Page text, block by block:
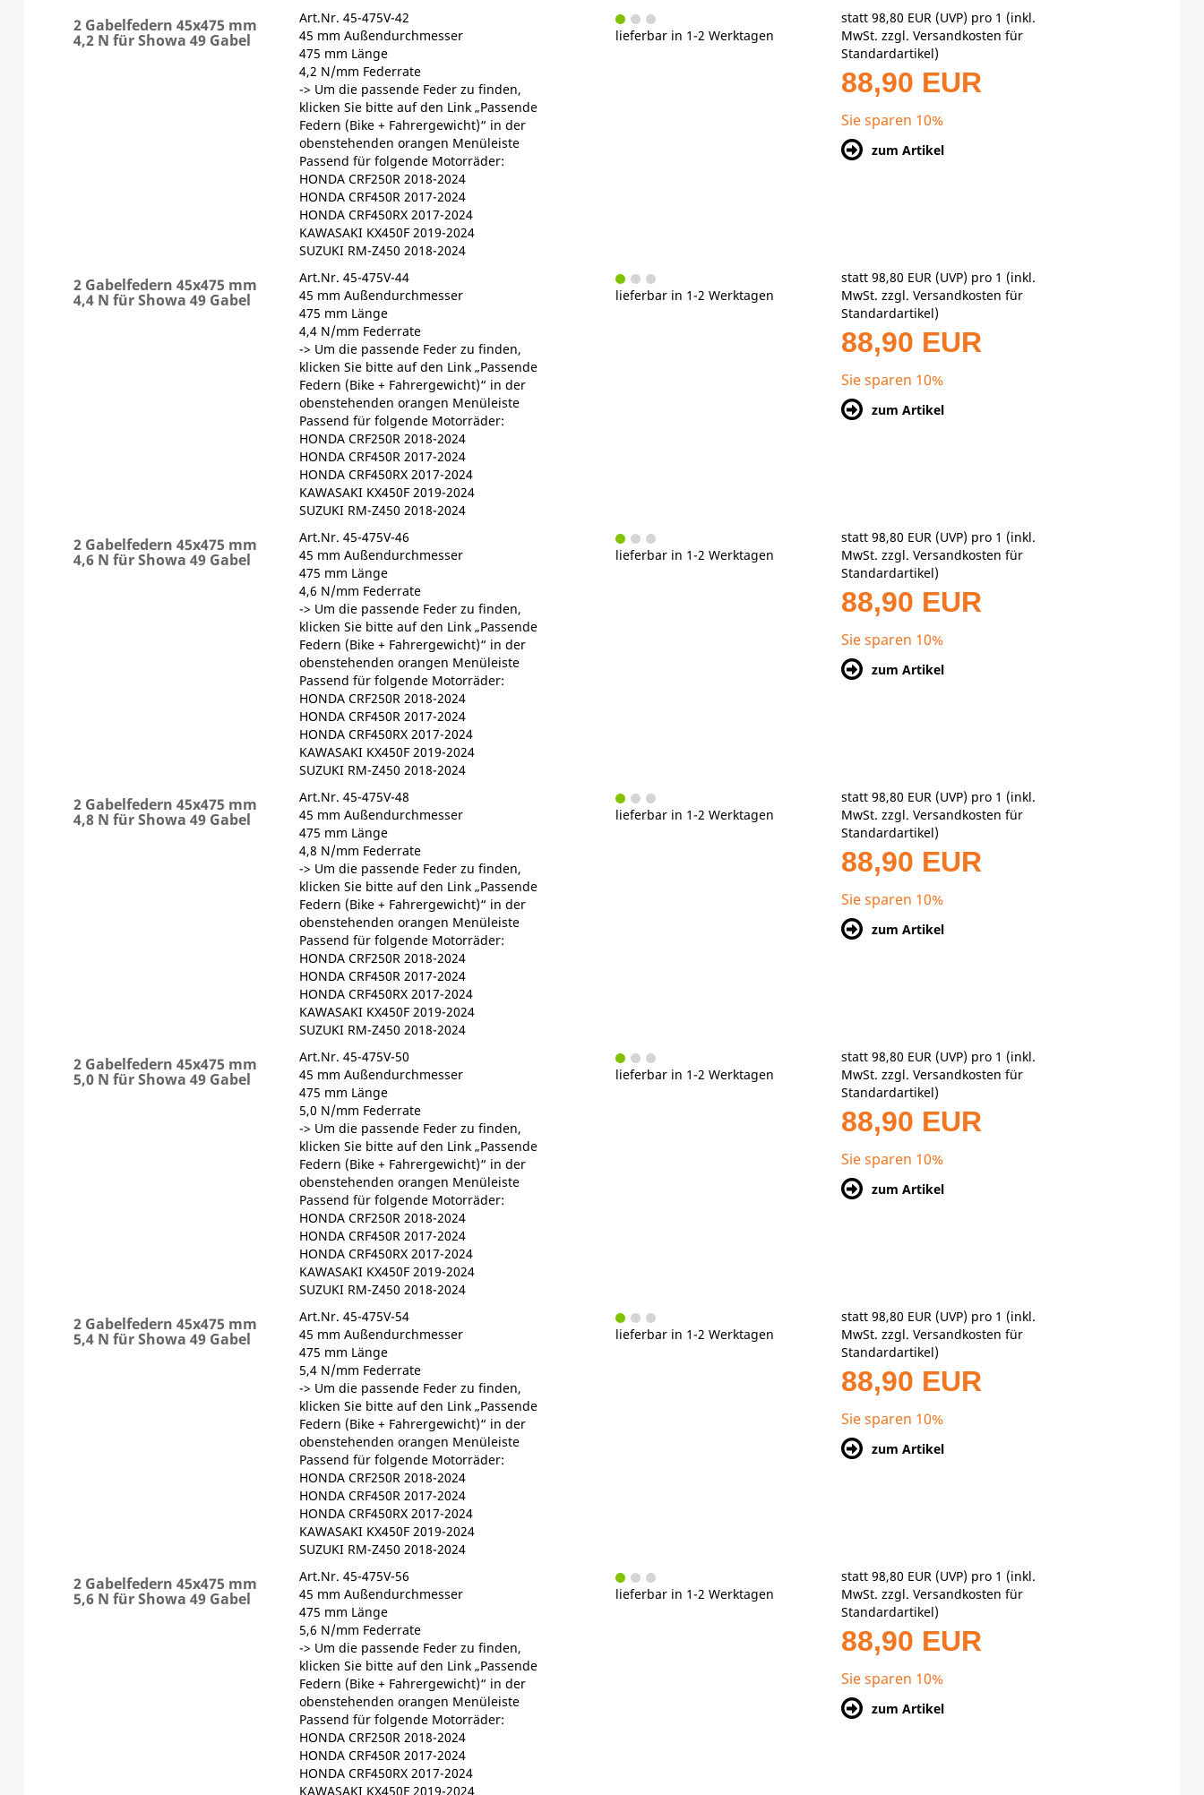
2 Gabelfedern 45x475 mm
4,2 N für Showa 49 Gabel
Art.Nr. 45-475V-42
45 mm Außendurchmesser
475 mm Länge
4,2 N/mm Federrate
-> Um die passende Feder zu finden,
klicken Sie bitte auf den Link „Passende
Federn (Bike + Fahrergewicht)“ in der
obenstehenden orangen Menüleiste
Passend für folgende Motorräder:
HONDA CRF250R 2018-2024
HONDA CRF450R 2017-2024
HONDA CRF450RX 2017-2024
KAWASAKI KX450F 2019-2024
SUZUKI RM-Z450 2018-2024
lieferbar in 1-2 Werktagen
statt98,80 EUR (UVP) pro 1 (inkl.
MwSt. zzgl.Versandkosten für
Standardartikel)
88,90 EUR
Sie sparen 10%
zum Artikel
2 Gabelfedern 45x475 mm
4,4 N für Showa 49 Gabel
Art.Nr. 45-475V-44
45 mm Außendurchmesser
475 mm Länge
4,4 N/mm Federrate
-> Um die passende Feder zu finden,
klicken Sie bitte auf den Link „Passende
Federn (Bike + Fahrergewicht)“ in der
obenstehenden orangen Menüleiste
Passend für folgende Motorräder:
HONDA CRF250R 2018-2024
HONDA CRF450R 2017-2024
HONDA CRF450RX 2017-2024
KAWASAKI KX450F 2019-2024
SUZUKI RM-Z450 2018-2024
lieferbar in 1-2 Werktagen
statt98,80 EUR (UVP) pro 1 (inkl.
MwSt. zzgl.Versandkosten für
Standardartikel)
88,90 EUR
Sie sparen 10%
zum Artikel
2 Gabelfedern 45x475 mm
4,6 N für Showa 49 Gabel
Art.Nr. 45-475V-46
45 mm Außendurchmesser
475 mm Länge
4,6 N/mm Federrate
-> Um die passende Feder zu finden,
klicken Sie bitte auf den Link „Passende
Federn (Bike + Fahrergewicht)“ in der
obenstehenden orangen Menüleiste
Passend für folgende Motorräder:
HONDA CRF250R 2018-2024
HONDA CRF450R 2017-2024
HONDA CRF450RX 2017-2024
KAWASAKI KX450F 2019-2024
SUZUKI RM-Z450 2018-2024
lieferbar in 1-2 Werktagen
statt98,80 EUR (UVP) pro 1 (inkl.
MwSt. zzgl.Versandkosten für
Standardartikel)
88,90 EUR
Sie sparen 10%
zum Artikel
2 Gabelfedern 45x475 mm
4,8 N für Showa 49 Gabel
Art.Nr. 45-475V-48
45 mm Außendurchmesser
475 mm Länge
4,8 N/mm Federrate
-> Um die passende Feder zu finden,
klicken Sie bitte auf den Link „Passende
Federn (Bike + Fahrergewicht)“ in der
obenstehenden orangen Menüleiste
Passend für folgende Motorräder:
HONDA CRF250R 2018-2024
HONDA CRF450R 2017-2024
HONDA CRF450RX 2017-2024
KAWASAKI KX450F 2019-2024
SUZUKI RM-Z450 2018-2024
lieferbar in 1-2 Werktagen
statt98,80 EUR (UVP) pro 1 (inkl.
MwSt. zzgl.Versandkosten für
Standardartikel)
88,90 EUR
Sie sparen 10%
zum Artikel
2 Gabelfedern 45x475 mm
5,0 N für Showa 49 Gabel
Art.Nr. 45-475V-50
45 mm Außendurchmesser
475 mm Länge
5,0 N/mm Federrate
-> Um die passende Feder zu finden,
klicken Sie bitte auf den Link „Passende
Federn (Bike + Fahrergewicht)“ in der
obenstehenden orangen Menüleiste
Passend für folgende Motorräder:
HONDA CRF250R 2018-2024
HONDA CRF450R 2017-2024
HONDA CRF450RX 2017-2024
KAWASAKI KX450F 2019-2024
SUZUKI RM-Z450 2018-2024
lieferbar in 1-2 Werktagen
statt98,80 EUR (UVP) pro 1 (inkl.
MwSt. zzgl.Versandkosten für
Standardartikel)
88,90 EUR
Sie sparen 10%
zum Artikel
2 Gabelfedern 45x475 mm
5,4 N für Showa 49 Gabel
Art.Nr. 45-475V-54
45 mm Außendurchmesser
475 mm Länge
5,4 N/mm Federrate
-> Um die passende Feder zu finden,
klicken Sie bitte auf den Link „Passende
Federn (Bike + Fahrergewicht)“ in der
obenstehenden orangen Menüleiste
Passend für folgende Motorräder:
HONDA CRF250R 2018-2024
HONDA CRF450R 2017-2024
HONDA CRF450RX 2017-2024
KAWASAKI KX450F 2019-2024
SUZUKI RM-Z450 2018-2024
lieferbar in 1-2 Werktagen
statt98,80 EUR (UVP) pro 1 (inkl.
MwSt. zzgl.Versandkosten für
Standardartikel)
88,90 EUR
Sie sparen 10%
zum Artikel
2 Gabelfedern 45x475 mm
5,6 N für Showa 49 Gabel
Art.Nr. 45-475V-56
45 mm Außendurchmesser
475 mm Länge
5,6 N/mm Federrate
-> Um die passende Feder zu finden,
klicken Sie bitte auf den Link „Passende
Federn (Bike + Fahrergewicht)“ in der
obenstehenden orangen Menüleiste
Passend für folgende Motorräder:
HONDA CRF250R 2018-2024
HONDA CRF450R 2017-2024
HONDA CRF450RX 2017-2024
KAWASAKI KX450F 2019-2024
lieferbar in 1-2 Werktagen
statt98,80 EUR (UVP) pro 1 (inkl.
MwSt. zzgl.Versandkosten für
Standardartikel)
88,90 EUR
Sie sparen 10%
zum Artikel